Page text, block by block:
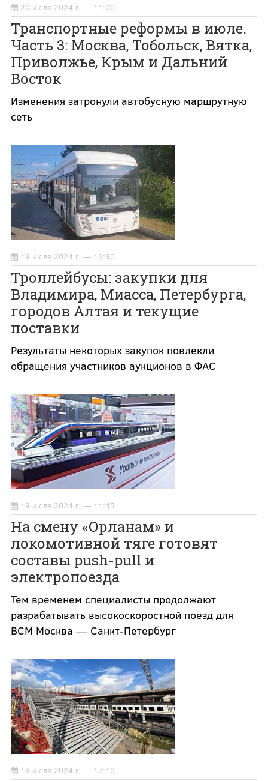
20 июля 2024 г. — 11:00
Транспортные реформы в июле.
Часть 3: Москва, Тобольск, Вятка,
Приволжье, Крым и Дальний
Восток
Изменения затронули автобусную маршрутную
сеть
19 июля 2024 г. — 16:30
Троллейбусы: закупки для
Владимира, Миасса, Петербурга,
городов Алтая и текущие
поставки
Результаты некоторых закупок повлекли
обращения участников аукционов в ФАС
19 июля 2024 г. — 11:45
На смену «Орланам» и
локомотивной тяге готовят
составы push-pull и
электропоезда
Тем временем специалисты продолжают
разрабатывать высокоскоростной поезд для
ВСМ Москва — Санкт-Петербург
18 июля 2024 г. — 17:10